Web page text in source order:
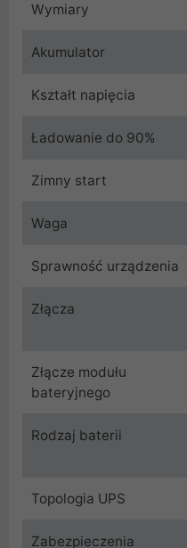
Wymiary
Akumulator
Kształt napięcia
Ładowanie do 90%
Zimny start
Waga
Sprawność urządzenia
Złącza
Złącze modułu
bateryjnego
Rodzaj baterii
Topologia UPS
Zabezpieczenia